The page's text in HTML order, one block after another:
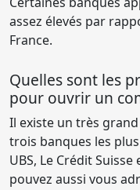
assez élevés par
France.
Quelles sont les
pour ouvrir un
Il existe un très
trois banques les
UBS, Le Crédit
pouvez aussi vous